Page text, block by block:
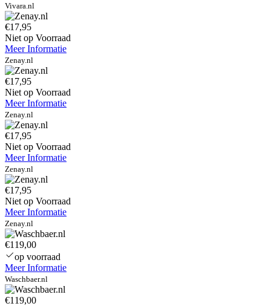
Vivara.nl
€17,95
Niet op Voorraad
Meer Informatie
Zenay.nl
€17,95
Niet op Voorraad
Meer Informatie
Zenay.nl
€17,95
Niet op Voorraad
Meer Informatie
Zenay.nl
€17,95
Niet op Voorraad
Meer Informatie
Zenay.nl
€119,00
op voorraad
Meer Informatie
Waschbaer.nl
€119,00